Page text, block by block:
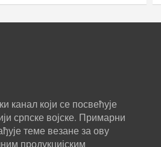
канал који се посвећује
српске војске. Примарни
теме везане за ову
продукцијским